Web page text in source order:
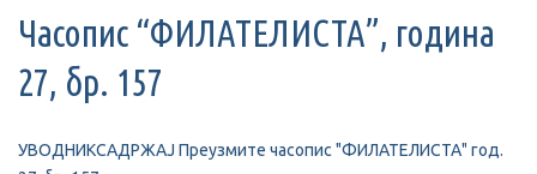
Часопис “ФИЛАТЕЛИСТА”, година
27, бр. 157
УВОДНИКСАДРЖАЈ Преузмите часопис "ФИЛАТЕЛИСТА" год.